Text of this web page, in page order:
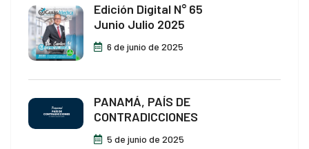
Edición Digital N° 65
Junio Julio 2025
6 de junio de 2025
PANAMÁ, PAÍS DE
CONTRADICCIONES
5 de junio de 2025